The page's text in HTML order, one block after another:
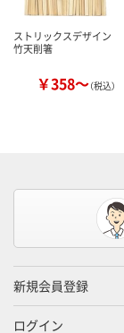
ストリックスデザイン
竹天削箸
￥358～（税込）
新規会員登録
ログイン